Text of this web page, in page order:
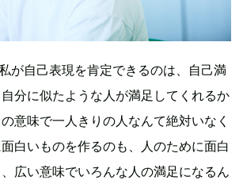
が自己表現を肯定できるのは、自己満
分に似たような人が満足してくれるか
意味で一人きりの人なんて絶対いなく
白いものを作るのも、人のために面白
広い意味でいろんな人の満足になるん